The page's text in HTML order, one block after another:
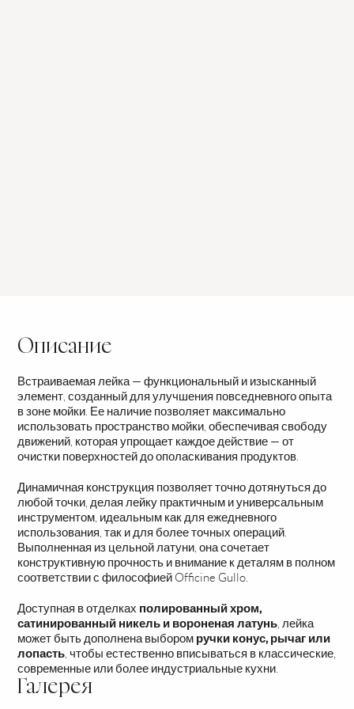
Описание
Встраиваемая лейка — функциональный и изысканный
элемент, созданный для улучшения повседневного опыта
в зоне мойки. Ее наличие позволяет максимально
использовать пространство мойки, обеспечивая свободу
движений, которая упрощает каждое действие — от
очистки поверхностей до ополаскивания продуктов.
Динамичная конструкция позволяет точно дотянуться до
любой точки, делая лейку практичным и универсальным
инструментом, идеальным как для ежедневного
использования, так и для более точных операций.
Выполненная из цельной латуни, она сочетает
конструктивную прочность и внимание к деталям в полном
соответствии с философией Officine Gullo.
Доступная в отделках полированный хром,
сатинированный никель и вороненая латунь, лейка
может быть дополнена выбором ручки конус, рычаг или
лопасть, чтобы естественно вписываться в классические,
современные или более индустриальные кухни.
Галерея